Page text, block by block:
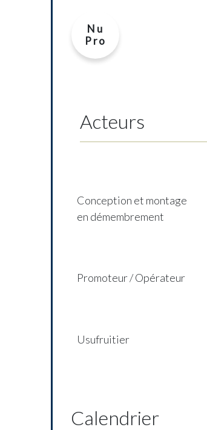
Nu
Pro
Acteurs
Conception et montage
en démembrement
Promoteur / Opérateur
Usufruitier
Calendrier